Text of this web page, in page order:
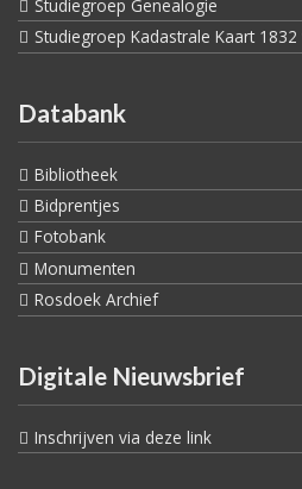
Studiegroep Genealogie
Studiegroep Kadastrale Kaart 1832
Databank
Bibliotheek
Bidprentjes
Fotobank
Monumenten
Rosdoek Archief
Digitale Nieuwsbrief
Inschrijven via deze link